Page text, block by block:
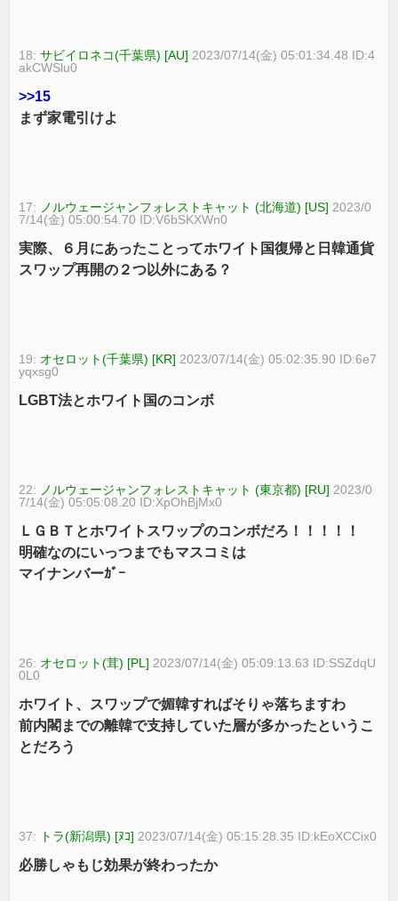
18:サビイロネコ(千葉県) [AU] 2023/07/14(金) 05:01:34.48 ID:4
akCWSlu0
>>15
まず家電引けよ
17: ノルウェージャンフォレストキャット (北海道) [US] 2023/0
7/14(金) 05:00:54.70 ID:V6bSKXWn0
実際、６月にあったことってホワイト国復帰と日韓通貨
スワップ再開の２つ以外にある？
19: オセロット(千葉県) [KR] 2023/07/14(金) 05:02:35.90 ID:6e7
yqxsg0
LGBT法とホワイト国のコンボ
22: ノルウェージャンフォレストキャット (東京都) [RU] 2023/0
7/14(金) 05:05:08.20 ID:XpOhBjMx0
ＬＧＢＴとホワイトスワップのコンボだろ！！！！！
明確なのにいっつまでもマスコミは
マイナンバーｶﾞｰ
26: オセロット(茸) [PL] 2023/07/14(金) 05:09:13.63 ID:SSZdqU
0L0
ホワイト、スワップで媚韓すればそりゃ落ちますわ
前内閣までの離韓で支持していた層が多かったというこ
とだろう
37: トラ(新潟県) [ﾇｺ] 2023/07/14(金) 05:15:28.35 ID:kEoXCCix0
必勝しゃもじ効果が終わったか